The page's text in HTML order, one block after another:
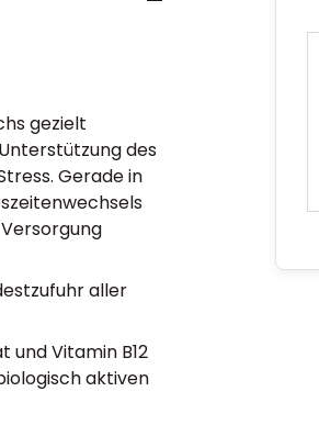
gezielt
des
Gerade in
aller
und Vitamin B12
aktiven